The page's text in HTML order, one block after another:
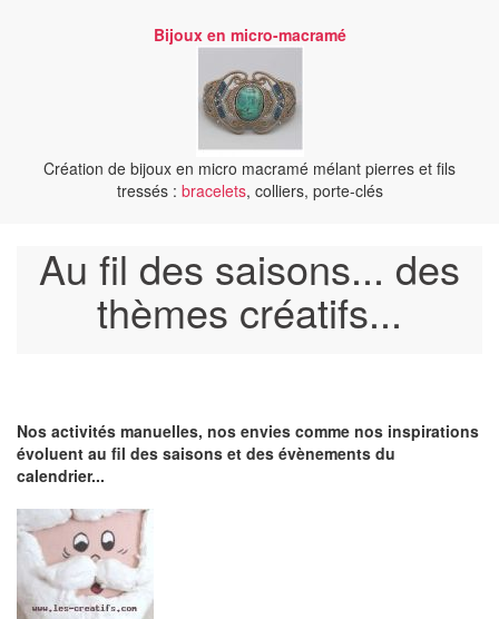
Bijoux en micro-macramé
Création de bijoux en micro macramé mélant pierres et fils
tressés : bracelets, colliers, porte-clés
Au fil des saisons... des
thèmes créatifs...
Nos activités manuelles, nos envies comme nos inspirations
évoluent au fil des saisons et des évènements du
calendrier...